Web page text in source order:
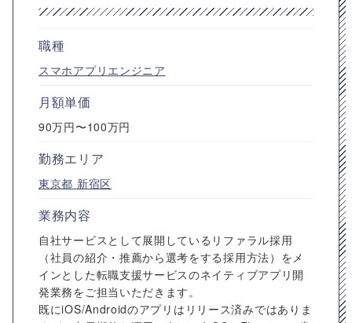
職種
スマホアプリエンジニア
月額単価
90万円〜100万円
勤務エリア
東京都 新宿区
業務内容
自社サービスとして展開しているリファラル採用
（社員の紹介・推薦から選考をする採用方法）をメ
インとした転職支援サービスのネイティブアプリ開
発業務をご担当いただきます。
既にiOS/Androidのアプリはリリース済みではありま